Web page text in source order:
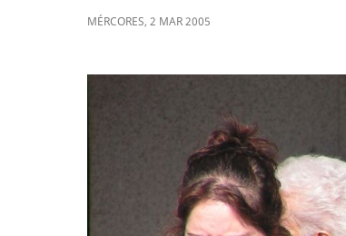
MÉRCORES, 2 MAR2005